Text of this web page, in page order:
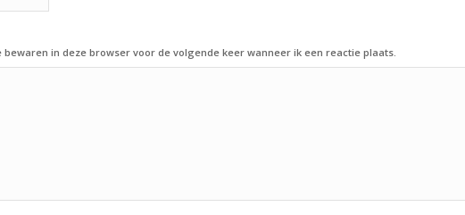
in deze browser voor de volgende keer wanneer ik een reactie plaats.